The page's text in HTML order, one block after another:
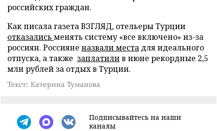
российских граждан.
Как писала газета ВЗГЛЯД, отельеры Турции
отказались менять систему «все включено» из-за
россиян. Россияне назвали места для идеального
отпуска, а также заплатилив июне рекордные 2,5
млн рублей за отдых в Турции.
Текст: Катерина Туманова
Подписывайтесь на наши
каналы